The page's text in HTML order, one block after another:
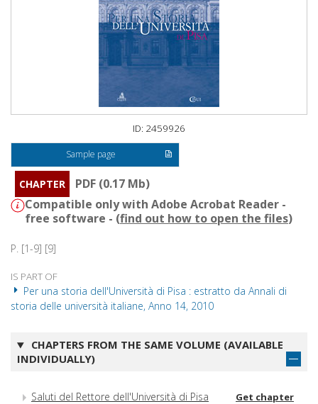
ID: 2459926
Sample page
CHAPTER
PDF (0.17 Mb)
Compatible only with Adobe Acrobat Reader -
free software - (find out how to open the files)
P. [1-9] [9]
IS PART OF
Per una storia dell'Università di Pisa : estratto da Annali di
storia delle università italiane, Anno 14, 2010
CHAPTERS FROM THE SAME VOLUME (AVAILABLE
INDIVIDUALLY)
Saluti del Rettore dell'Università di Pisa Get chapter